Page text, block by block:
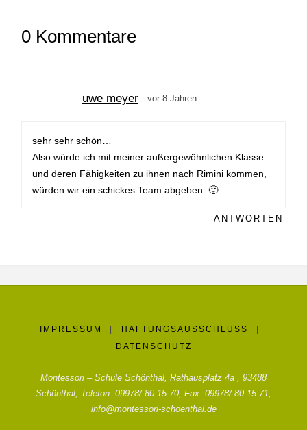
0 Kommentare
uwe meyer vor 8 Jahren
sehr sehr schön…
Also würde ich mit meiner außergewöhnlichen Klasse
und deren Fähigkeiten zu ihnen nach Rimini kommen,
würden wir ein schickes Team abgeben. 🙂
ANTWORTEN
IMPRESSUM HAFTUNGSAUSSCHLUSS
DATENSCHUTZ
Montessori – Schule Schönthal, Rathausplatz 4a , 93488
Schönthal, Telefon: 09978/ 80 15 70, Fax: 09978/ 80 15 71,
info@montessori-schoenthal.de